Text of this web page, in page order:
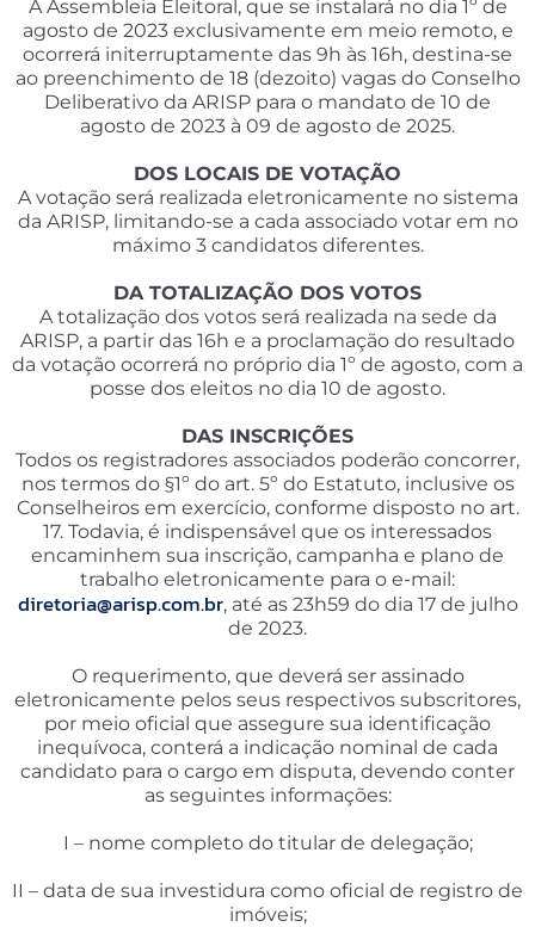
A Assembleia Eleitoral, que se instalará no dia 1º de
agosto de 2023 exclusivamente em meio remoto, e
ocorrerá initerruptamente das 9h às 16h, destina-se
ao preenchimento de 18 (dezoito) vagas do Conselho
Deliberativo da ARISP para o mandato de 10 de
agosto de 2023 à 09 de agosto de 2025.
DOS LOCAIS DE VOTAÇÃO
A votação será realizada eletronicamente no sistema
da ARISP, limitando-se a cada associado votar em no
máximo 3 candidatos diferentes.
DA TOTALIZAÇÃO DOS VOTOS
A totalização dos votos será realizada na sede da
ARISP, a partir das 16h e a proclamação do resultado
da votação ocorrerá no próprio dia 1º de agosto, com a
posse dos eleitos no dia 10 de agosto.
DAS INSCRIÇÕES
Todos os registradores associados poderão concorrer,
nos termos do §1º do art. 5º do Estatuto, inclusive os
Conselheiros em exercício, conforme disposto no art.
17. Todavia, é indispensável que os interessados
encaminhem sua inscrição, campanha e plano de
trabalho eletronicamente para o e-mail:
diretoria@arisp.com.br, até as 23h59 do dia 17 de julho
de 2023.
O requerimento, que deverá ser assinado
eletronicamente pelos seus respectivos subscritores,
por meio oficial que assegure sua identificação
inequívoca, conterá a indicação nominal de cada
candidato para o cargo em disputa, devendo conter
as seguintes informações:
I – nome completo do titular de delegação;
II – data de sua investidura como oficial de registro de
imóveis;